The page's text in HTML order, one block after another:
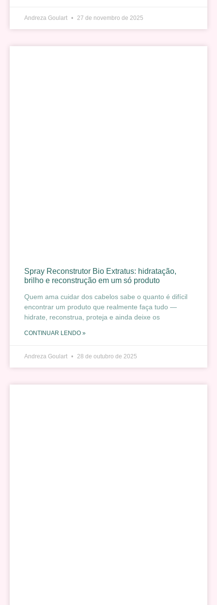
Andreza Goulart 27 de novembro de 2025
Spray Reconstrutor Bio Extratus: hidratação,
brilho e reconstrução em um só produto
Quem ama cuidar dos cabelos sabe o quanto é difícil
encontrar um produto que realmente faça tudo —
hidrate, reconstrua, proteja e ainda deixe os
CONTINUAR LENDO »
Andreza Goulart 28 de outubro de 2025